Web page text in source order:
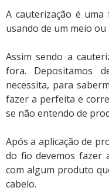
A cauterização é
usando de um meio
Assim sendo a
fora. Depositamos
necessita, para
fazer a perfeita e
se não entendo de
Após a aplicação de
do fio devemos fazer
com algum produto
cabelo.